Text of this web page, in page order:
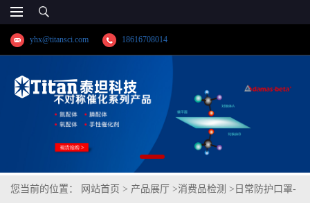
yhx@titansci.com 18616708014
您当前的位置： 网站首页 > 产品展厅 >消费品检测 > 日常防护口罩-